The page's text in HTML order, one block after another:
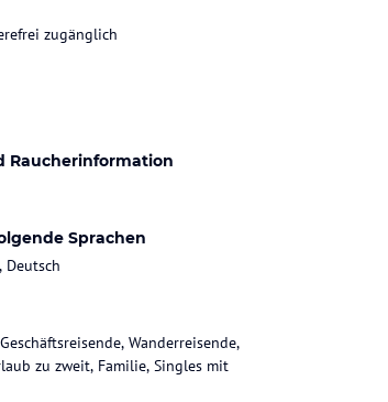
zugänglich
Raucherinformation
Sprachen
Deutsch
Wanderreisende,
zu zweit, Familie, Singles mit